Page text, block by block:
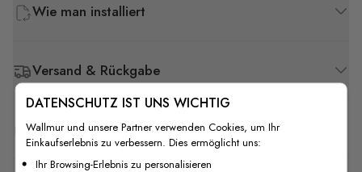
Wie man installiert
Versand & Rückgabe
F.A.Q
DATENSCHUTZ IST UNS WICHTIG
Wallmur und unsere Partner verwenden Cookies, um Ihr
Einkaufserlebnis zu verbessern. Dies ermöglicht uns:
Ihr Browsing-Erlebnis zu personalisieren